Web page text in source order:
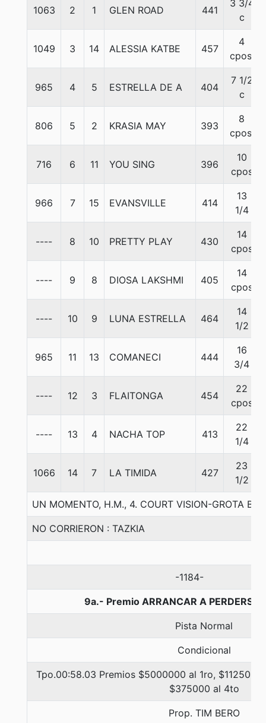
1063 2 1 GLEN ROAD 441
3 3/4
c
1049 3 14 ALESSIA KATBE 457
4
cpos.
965 4 5 ESTRELLA DE A 404
7 1/2
c
806 5 2 KRASIA MAY 393
8
cpos.
716 6 11 YOU SING 396
10
cpos
966 7 15 EVANSVILLE 414
13
1/4
---- 8 10 PRETTY PLAY 430
14
cpos
---- 9 8 DIOSA LAKSHMI 405
14
cpos
---- 10 9 LUNA ESTRELLA 464
14
1/2
965 11 13 COMANECI 444
16
3/4
---- 12 3 FLAITONGA 454
22
cpos
---- 13 4 NACHA TOP 413
22
1/4
1066 14 7 LA TIMIDA 427
23
1/2
UN MOMENTO, H.M., 4. COURT VISION-GROTA
NO CORRIERON : TAZKIA
-1184-
9a.- Premio ARRANCAR A
Pista Normal
Condicional
Tpo.00:58.03 Premios $5000000 al 1ro,
$375000 al 4to
Prop. TIM BERO